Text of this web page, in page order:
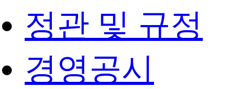
정관 및 규정
경영공시